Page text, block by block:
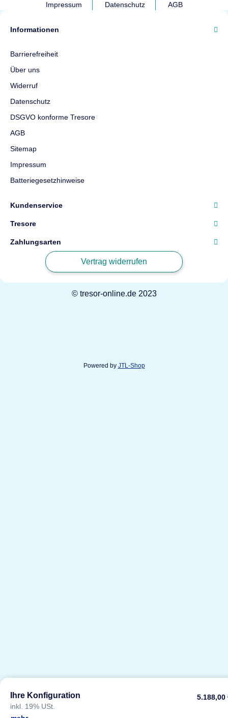
Ihre Konfiguration
5.188,00
inkl. 19% USt.
Impressum Datenschutz AGB
Informationen
Barrierefreiheit
Über uns
Widerruf
Datenschutz
DSGVO konforme Tresore
AGB
Sitemap
Impressum
Batteriegesetzhinweise
Kundenservice
Tresore
Zahlungsarten
Vertrag widerrufen
© tresor-online.de 2023
Powered by JTL-Shop